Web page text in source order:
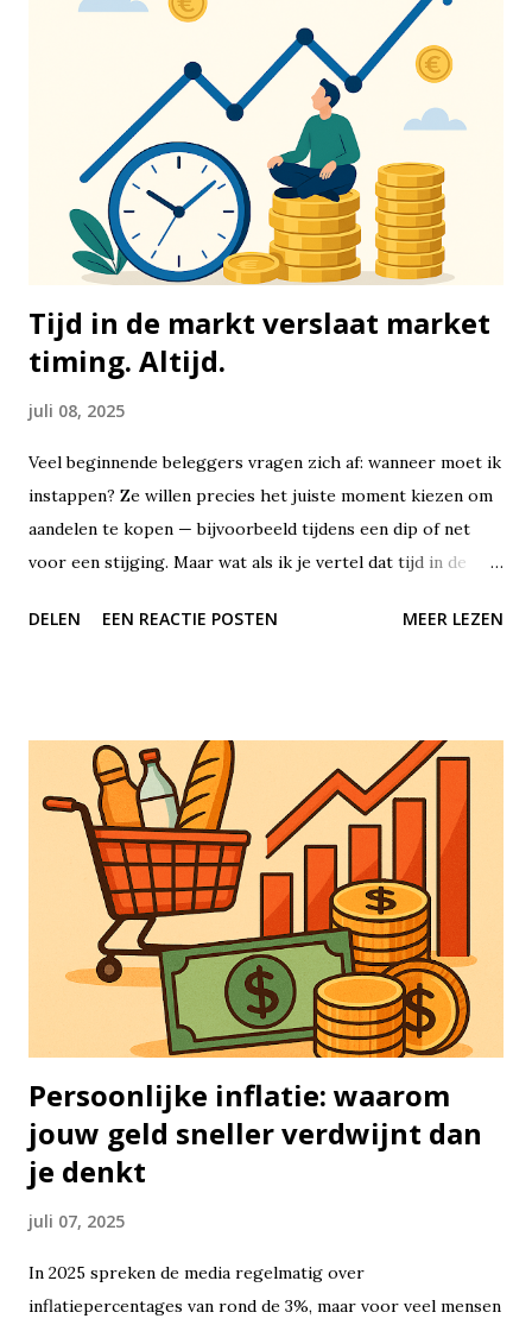
en noodzakelijke uitgaven, 30% naar persoonlijke uitgaven
en lifestyle, en 20% naar sparen of het aflossen van
schulden. Het mooie is dat deze methode op elk
inkomensniveau toepasbaar is. Of je nu €1.500 of €5.000
netto per maand verdient, de verhouding blijft hetzelfde.
De eerste categorie, 50%, is bedoeld voor je vaste lasten
en noodzakelijke uitgaven. Denk hierbij aan je huur of
hypotheek, energiekosten, water, internet, boodschappen,
Tijd in de markt verslaat market
timing. Altijd.
juli 08, 2025
Veel beginnende beleggers vragen zich af: wanneer moet ik
instappen? Ze willen precies het juiste moment kiezen om
aandelen te kopen — bijvoorbeeld tijdens een dip of net
voor een stijging. Maar wat als ik je vertel dat tijd in de
timen van de markt? Beleggen draait niet om perfecte
markt betekent dat je je geld lange tijd belegd laat staan. Je
koopt bijvoorbeeld aandelen of ETF’s en in plaats van
steeds in en uit te stappen, laat je het gewoon staan — jaar
in, jaar uit. Het idee is simpel: hoe langer je belegd blijft,
hoe groter de kans dat je rendement zich opstapelt. Aan de
andere kant staat het concept van timing de markt:
proberen op het perfecte moment in of uit te stappen.
Hoewel dat aantrekkelijk klinkt, lukt het vrijwel niemand
om dat structureel goed te doen...
DELEN EEN REACTIE POSTEN MEER LEZEN
Persoonlijke inflatie: waarom
jouw geld sneller verdwijnt dan
je denkt
juli 07, 2025
In 2025 spreken de media regelmatig over
inflatiepercentages van rond de 3%, maar voor veel mensen